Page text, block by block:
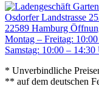
Osdorfer Landstrasse
22589 Hamburg
Montag – Freitag:
Samstag: 10:00 – 14:30
* Unverbindliche
** auf dem deutschen